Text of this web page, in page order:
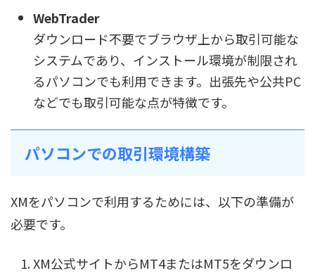
WebTrader
ダウンロード不要でブラウザ上から取引可能な
システムであり、インストール環境が制限され
るパソコンでも利用できます。出張先や公共PC
などでも取引可能な点が特徴です。
パソコンでの取引環境構築
XMをパソコンで利用するためには、以下の準備が
必要です。
XM公式サイトからMT4またはMT5をダウンロ